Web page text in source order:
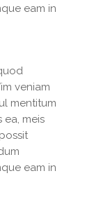
eam in
veniam
mentitum
ea, meis
eam in